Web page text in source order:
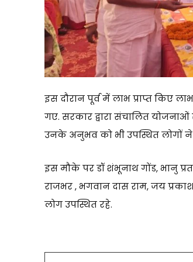
इस दौरान पूर्व में लाभ प्राप्त किए
गए. सरकार द्वारा संचालित
उनके अनुभव को भी उपस्थित लोगों ने
इस मौके पर डॉ शंभूनाथ गोंड, भानु
राजभर , भगवान दास राम, जय
लोग उपस्थित रहे.